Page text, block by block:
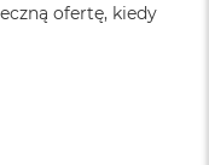
ofertę, kiedy